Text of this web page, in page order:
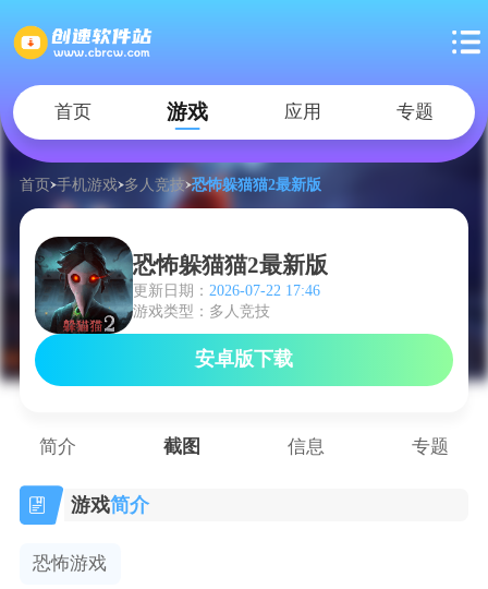
首页 游戏 应用 专题
首页 手机游戏 多人竞技 恐怖躲猫猫2最新版
恐怖躲猫猫2最新版
更新日期： 2026-07-22 17:46
游戏类型：多人竞技
安卓版下载
简介 截图 信息 专题
游戏简介
恐怖游戏